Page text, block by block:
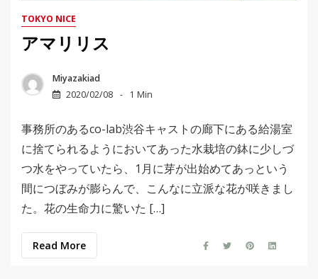
TOKYO NICE
アマリリス
Miyazakiad
2020/02/08
1 Min
事務所のあるco-lab渋谷キャストの廊下にある給湯室
に捨てられるようにおいてあった水栽培の鉢に少しづ
つ水をやっていたら、1月に芽が出始めてあっという
間につぼみが膨らんで、こんなに立派な花が咲きまし
た。花の生命力に驚いた […]
Read More